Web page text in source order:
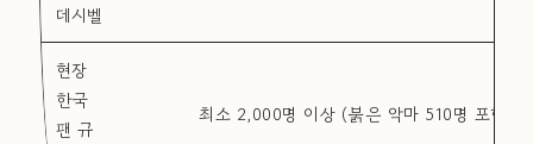
데시벨
현장
한국
팬 규
최소 2,000명 이상 (붉은 악마 510명 포함)